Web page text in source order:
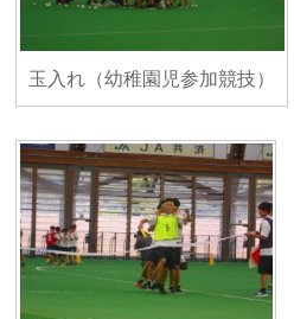
玉入れ（幼稚園児参加競技）